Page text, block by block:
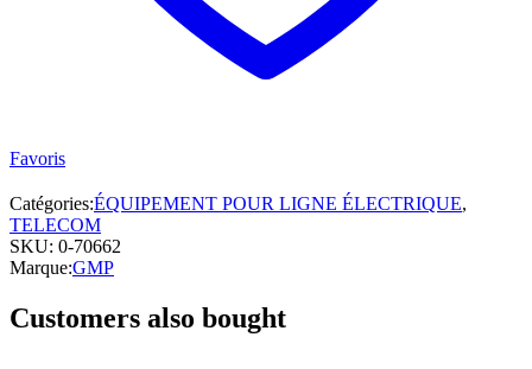
Favoris
Catégories:ÉQUIPEMENT POUR LIGNE ÉLECTRIQUE,
TELECOM
SKU: 0-70662
Marque:GMP
Customers also bought